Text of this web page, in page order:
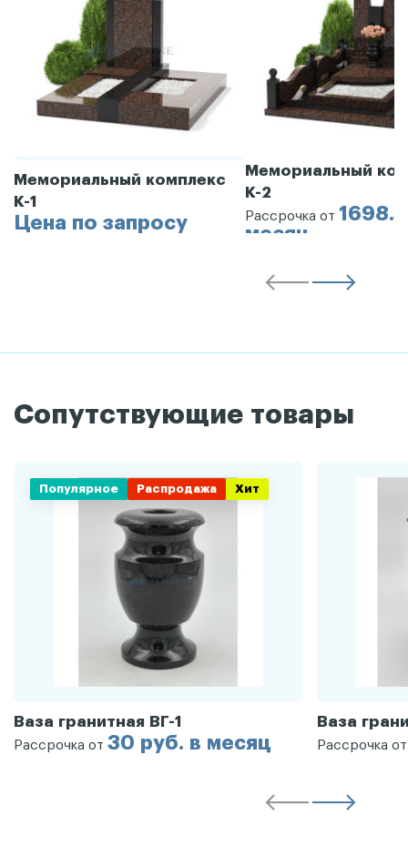
Мемориальный комплекс
К-1
Цена по запросу
Мемориальный
К-2
Рассрочка от
месяц
Сопутствующие товары
Популярное Распродажа Хит
Ваза гранитная ВГ-1
Рассрочка от 30 руб. в месяц
Ваза
Рассрочка